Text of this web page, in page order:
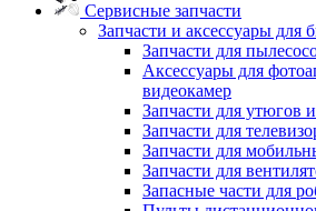
Сервисные запчасти
Запчасти и аксессуары для
Запчасти для
Аксессуары для
видеокамер
Запчасти для утюгов
Запчасти для
Запчасти для
Запчасти для
Запасные части для